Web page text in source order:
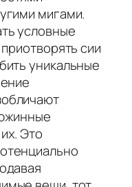
мигами.
условные
сии
уникальные
Это